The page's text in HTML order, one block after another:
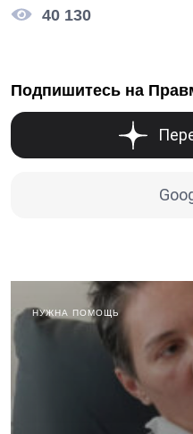
40 130
Подпишитесь на
НУЖНА ПОМОЩЬ